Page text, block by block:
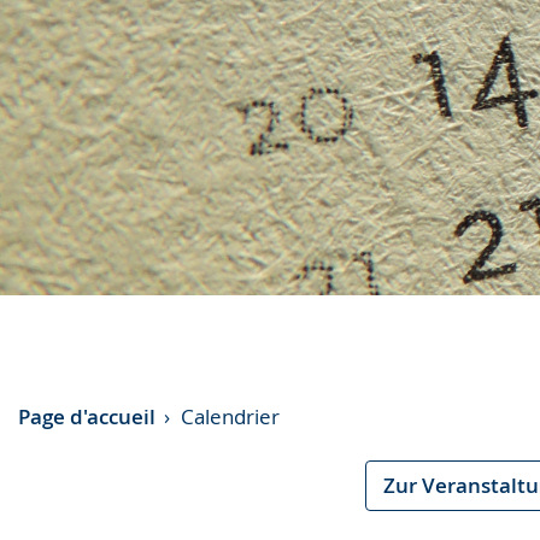
Page d'accueil Calendrier
Zur